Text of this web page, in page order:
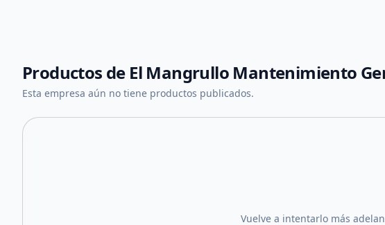
Productos de El Mangrullo Mantenimiento
Esta empresa aún no tiene productos publicados.
Vuelve a intentarlo más